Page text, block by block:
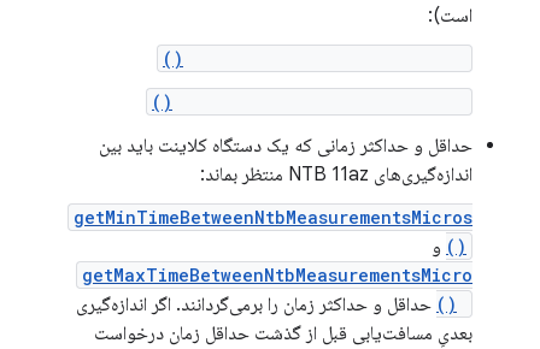
است):
حداقل و حداکثر زمانی که یک دستگاه کلاینت باید بین
اندازه‌گیری‌های NTB 11az منتظر بماند:
getMinTimeBetweenNtbMeasurementsMicros
() و
getMaxTimeBetweenNtbMeasurementsMicro
حداقل و حداکثر زمان را برمی‌گردانند. اگر اندازه‌گیری
بعدیِ مسافت‌یابی قبل از گذشت حداقل زمان درخواست